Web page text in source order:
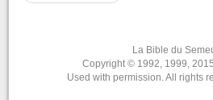
La Bible du
Copyright © 1992, 1999,
Used with permission. All rights